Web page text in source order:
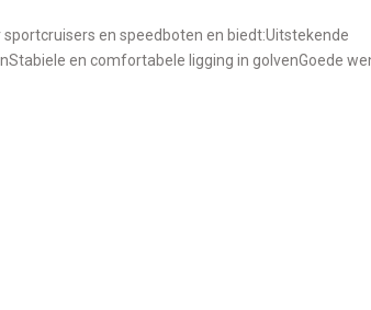
en comfortabele ligging in golvenGoede